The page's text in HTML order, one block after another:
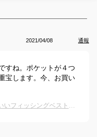
2021/04/08 通報
すね。ポケットが４つ
宝します。今、お買い
【父の日】釣り好きの父に！カッコいいフィッシングベストのおすすめは？